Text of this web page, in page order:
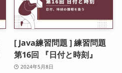
[ Java練習問題 ] 練習問題
第16回 『日付と時刻』
2024年5月8日